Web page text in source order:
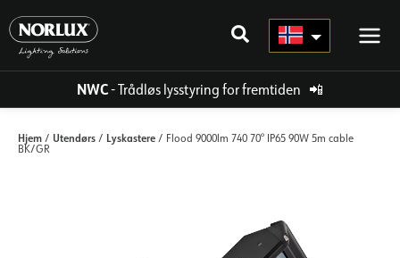
rett
innholdet
NWC- Trådløs lysstyring for fremtiden 📲
Hjem / Utendørs / Lyskastere / Flood 9000lm 740 70° IP65 90W 5m cable
BK/GR